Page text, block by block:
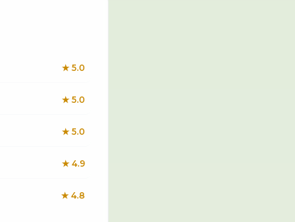
★ 5.0
★ 5.0
★ 5.0
★ 4.9
★ 4.8